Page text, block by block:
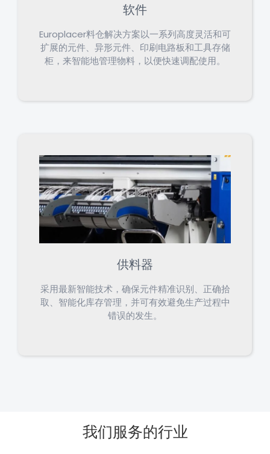
软件
Europlacer料仓解决方案以一系列高度灵活和可
扩展的元件、异形元件、印刷电路板和工具存储
柜，来智能地管理物料，以便快速调配使用。
供料器
采用最新智能技术，确保元件精准识别、正确拾
取、智能化库存管理，并可有效避免生产过程中
错误的发生。
我们服务的行业